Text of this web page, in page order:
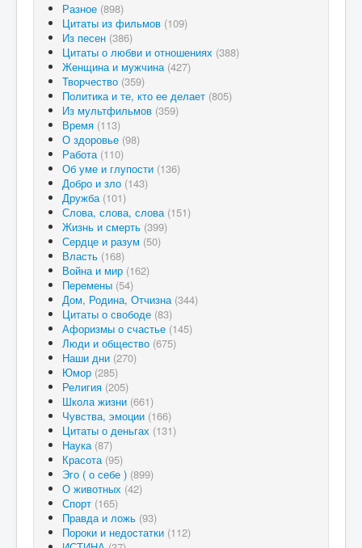
Разное (898)
Цитаты из фильмов (109)
Из песен (386)
Цитаты о любви и отношениях (388)
Женщина и мужчина (427)
Творчество (359)
Политика и те, кто ее делает (805)
Из мультфильмов (359)
Время (113)
О здоровье (98)
Работа (110)
Об уме и глупости (136)
Добро и зло (143)
Дружба (101)
Слова, слова, слова (151)
Жизнь и смерть (399)
Сердце и разум (50)
Власть (168)
Война и мир (162)
Перемены (54)
Дом, Родина, Отчизна (344)
Цитаты о свободе (83)
Афоризмы о счастье (145)
Люди и общество (675)
Наши дни (270)
Юмор (285)
Религия (205)
Школа жизни (661)
Чувства, эмоции (166)
Цитаты о деньгах (131)
Наука (87)
Красота (95)
Эго ( о себе ) (899)
О животных (42)
Спорт (165)
Правда и ложь (93)
Пороки и недостатки (112)